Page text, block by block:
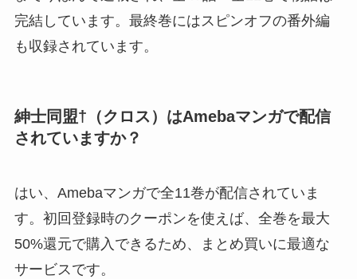
完結しています。最終巻にはスピンオフの番外編
も収録されています。
紳士同盟†（クロス）はAmebaマンガで配信
されていますか？
はい、Amebaマンガで全11巻が配信されていま
す。初回登録時のクーポンを使えば、全巻を最大
50%還元で購入できるため、まとめ買いに最適な
サービスです。